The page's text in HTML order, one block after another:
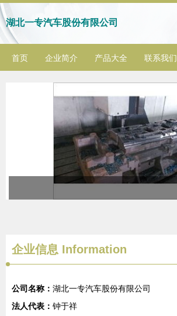
湖北一专汽车股份有限公司
首页 企业简介 产品大全 联系我们
企业信息 Information
公司名称： 湖北一专汽车股份有限公司
法人代表： 钟于祥